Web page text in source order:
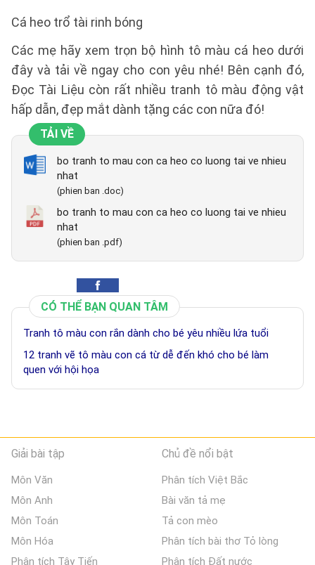
Cá heo trổ tài rinh bóng
Các mẹ hãy xem trọn bộ hình tô màu cá heo dưới
đây và tải về ngay cho con yêu nhé! Bên cạnh đó,
Đọc Tài Liệu còn rất nhiều tranh tô màu động vật
hấp dẫn, đẹp mắt dành tặng các con nữa đó!
TẢI VỀ
bo tranh to mau con ca heo co luong tai ve nhieu
nhat
(phien ban .doc)
bo tranh to mau con ca heo co luong tai ve nhieu
nhat
(phien ban .pdf)
CÓ THỂ BẠN QUAN TÂM
Tranh tô màu con rắn dành cho bé yêu nhiều lứa tuổi
12 tranh vẽ tô màu con cá từ dễ đến khó cho bé làm
quen với hội họa
Giải bài tập
Môn Văn
Môn Anh
Môn Toán
Môn Hóa
Phân tích Tây Tiến
Chủ đề nổi bật
Phân tích Việt Bắc
Bài văn tả mẹ
Tả con mèo
Phân tích bài thơ Tỏ lòng
Phân tích Đất nước